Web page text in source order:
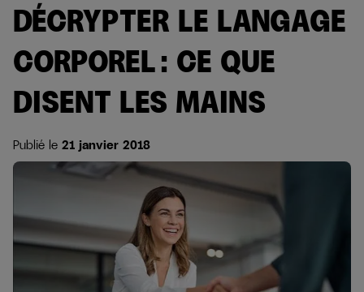
DÉCRYPTER LE LANGAGE
CORPOREL : CE QUE
DISENT LES MAINS
Publié le 21 janvier 2018